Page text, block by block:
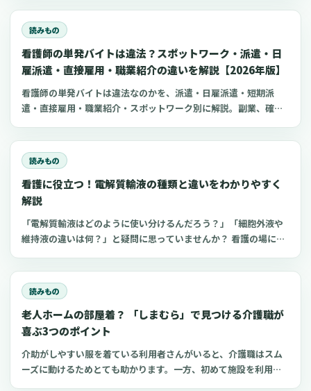
読みもの
看護師の単発バイトは違法？スポットワーク・派遣・日
雇派遣・直接雇用・職業紹介の違いを解説【2026年版】
看護師の単発バイトは違法なのかを、派遣・日雇派遣・短期派
遣・直接雇用・職業紹介・スポットワーク別に解説。副業、確定
点も整理します。
読みもの
看護に役立つ！電解質輸液の種類と違いをわかりやすく
解説
「電解質輸液はどのように使い分けるんだろう？」「細胞外液や
維持液の違いは何？」と疑問に思っていませんか？ 看護の場にお
類は多く、看護師がそれぞれの輸液製剤の特徴や使い分けを理解
するのは難しいものです。 今回は、看護師が知っておきたい電解
質輸液の種類と違いについてわかりやすく解説します。
読みもの
老人ホームの部屋着？ 「しまむら」で見つける介護職が
喜ぶ3つのポイント
介助がしやすい服を着ている利用者さんがいると、介護職はスム
ーズに動けるためとても助かります。一方、初めて施設を利用す